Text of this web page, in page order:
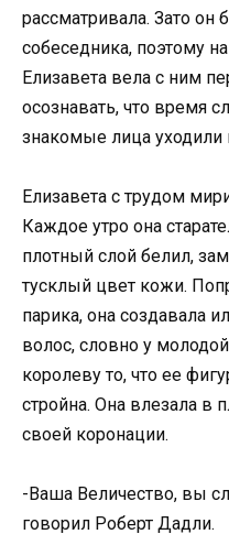
рассматривала. Зато он
собеседника, поэтому
Елизавета вела с ним
осознавать, что время
знакомые лица уходили
Елизавета с трудом
Каждое утро она
плотный слой белил,
тусклый цвет кожи.
парика, она создавала
волос, словно у
королеву то, что ее
стройна. Она влезала в
своей коронации.
-Ваша Величество, вы
говорил Роберт Дадли.